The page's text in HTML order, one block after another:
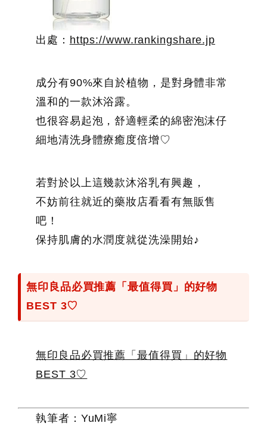
出處： https://www.rankingshare.jp
成分有90%來自於植物，是對身體非常
溫和的一款沐浴露。
也很容易起泡，舒適輕柔的綿密泡沫仔
細地清洗身體療癒度倍增♡
若對於以上這幾款沐浴乳有興趣，
不妨前往就近的藥妝店看看有無販售
吧！
保持肌膚的水潤度就從洗澡開始♪
無印良品必買推薦「最值得買」的好物
BEST 3♡
無印良品必買推薦「最值得買」的好物
BEST 3♡
執筆者：YuMi寧